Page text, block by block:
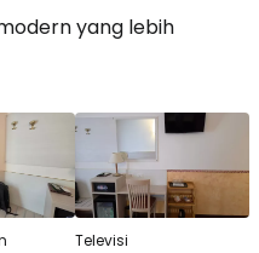
yang lebih
Televisi